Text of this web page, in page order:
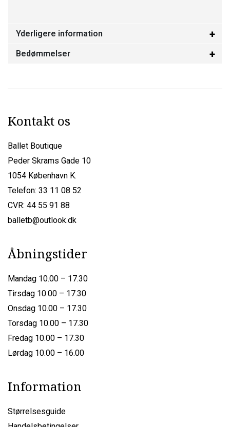
Yderligere information
Bedømmelser
Kontakt os
Ballet Boutique
Peder Skrams Gade 10
1054 København K.
Telefon: 33 11 08 52
CVR: 44 55 91 88
balletb@outlook.dk
Åbningstider
Mandag 10.00 – 17.30
Tirsdag 10.00 – 17.30
Onsdag 10.00 – 17.30
Torsdag 10.00 – 17.30
Fredag 10.00 – 17.30
Lørdag 10.00 – 16.00
Information
Størrelsesguide